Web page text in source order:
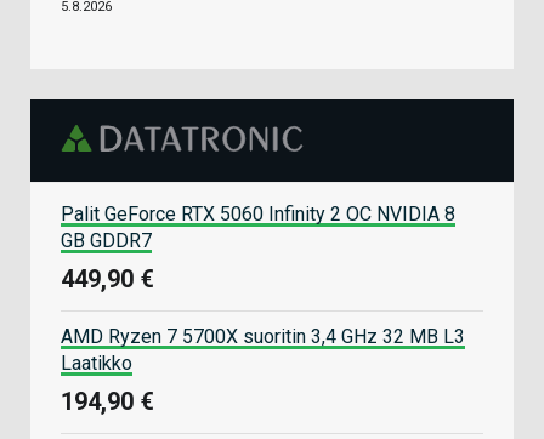
5.8.2026
Palit GeForce RTX 5060 Infinity 2 OC NVIDIA 8
GB GDDR7
449,90 €
AMD Ryzen 7 5700X suoritin 3,4 GHz 32 MB L3
Laatikko
194,90 €